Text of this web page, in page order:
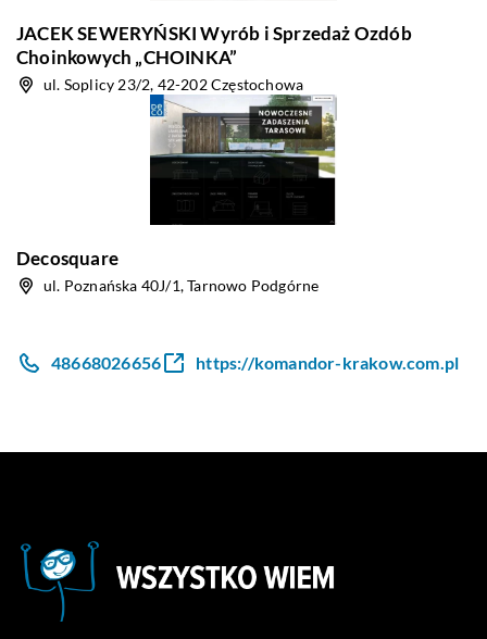
JACEK SEWERYŃSKI Wyrób i Sprzedaż Ozdób
Choinkowych „CHOINKA”
ul. Soplicy 23/2, 42-202 Częstochowa
Decosquare
ul. Poznańska 40J/1, Tarnowo Podgórne
48668026656 https://komandor-krakow.com.pl